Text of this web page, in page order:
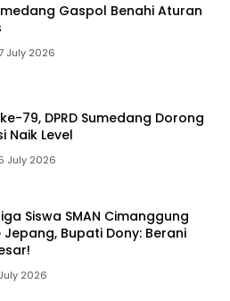
Gaspol Benahi Aturan
July 2026
79, DPRD Sumedang Dorong
Naik Level
July 2026
Siswa SMAN Cimanggung
Jepang, Bupati Dony: Berani
2026